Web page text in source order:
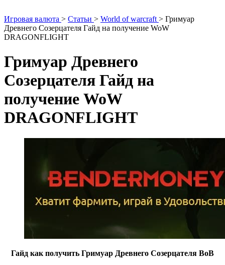
Игровая валюта > Статьи > World of warcraft > Гримуар
Древнего Созерцателя Гайд на получение WoW
DRAGONFLIGHT
Гримуар Древнего
Созерцателя Гайд на
получение WoW
DRAGONFLIGHT
Гайд как получить Гримуар Древнего Созерцателя ВоВ